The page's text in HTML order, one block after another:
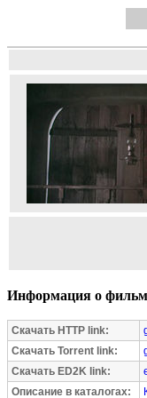
Информация о
Скачать HTTP link:
Скачать Torrent link:
Скачать ED2K link:
Описание в каталогах: